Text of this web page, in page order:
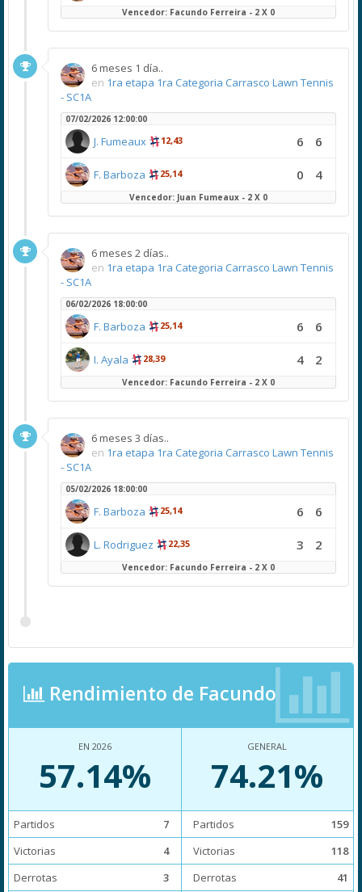
Vencedor: Facundo Ferreira - 2 X 0
6 meses 1 día..
en 1ra etapa 1ra Categoria Carrasco Lawn Tennis
- SC1A
07/02/2026 12:00:00
J. Fumeaux 12,43 6 6
F. Barboza 25,14 0 4
Vencedor: Juan Fumeaux - 2 X 0
6 meses 2 días..
en 1ra etapa 1ra Categoria Carrasco Lawn Tennis
- SC1A
06/02/2026 18:00:00
F. Barboza 25,14 6 6
I. Ayala 28,39 4 2
Vencedor: Facundo Ferreira - 2 X 0
6 meses 3 días..
en 1ra etapa 1ra Categoria Carrasco Lawn Tennis
- SC1A
05/02/2026 18:00:00
F. Barboza 25,14 6 6
L. Rodriguez 22,35 3 2
Vencedor: Facundo Ferreira - 2 X 0
Rendimiento de Facundo
EN 2026
57.14%
Partidos
7
Victorias
4
Derrotas
3
GENERAL
74.21%
Partidos
159
Victorias
118
Derrotas
41